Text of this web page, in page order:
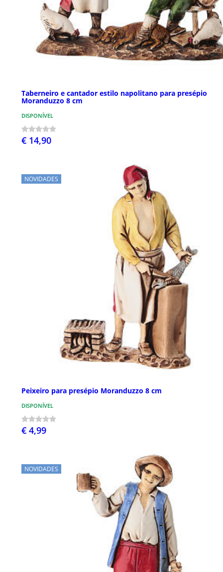
Taberneiro e cantador estilo napolitano para presépio
Moranduzzo 8 cm
DISPONÍVEL
€ 14,90
NOVIDADES
Peixeiro para presépio Moranduzzo 8 cm
DISPONÍVEL
€ 4,99
NOVIDADES